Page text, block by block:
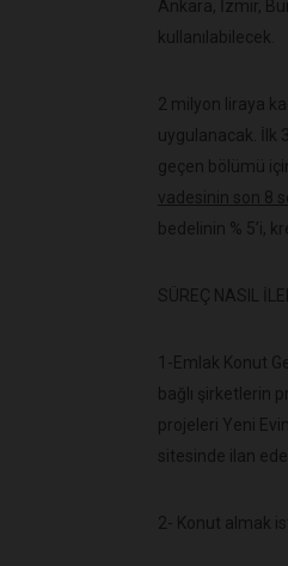
Ankara, İzmir,
kullanılabilecek.
2 milyon liraya
uygulanacak. İlk
geçen bölümü
vadesinin son 8
bedelinin % 5’i,
SÜREÇ NASIL
1-Emlak Konut
bağlı şirketlerin
projeleri Yeni
sitesinde ilan
2- Konut almak